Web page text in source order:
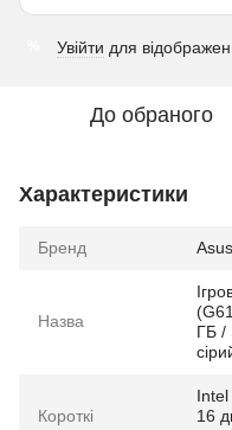
Увійти для
До обраного
Характеристики
Бренд Asus
Назва
ГБ /
Короткі
16